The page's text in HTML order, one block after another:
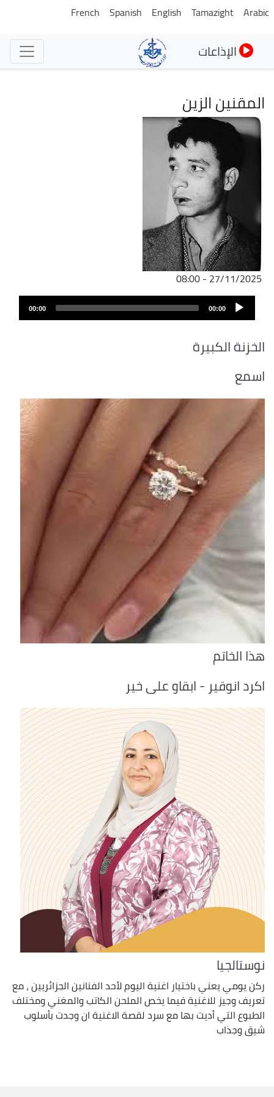
تجاوز
Arabic
Tamazight
English
Spanish
French
الإذاعات
المقنين الزين
الصورة
27/11/2025 - 08:00
ملف
الصوت
Audio
Player
00:00
00:00
الخزنة الكبيرة
اسمع
هذا الخاتم
اكرد انوقير - ابقاو على خير
نوستالجيا
ركن يومي يعني باختيار اغنية اليوم لأحد الفنانين الجزائريين ، مع
تعريف وجيز للاغنية فيما يخص الملحن الكاتب والمغني ومختلف
الطبوع التي أديت بها مع سرد لقصة الاغنية ان وجدت بأسلوب
شيق وجذاب